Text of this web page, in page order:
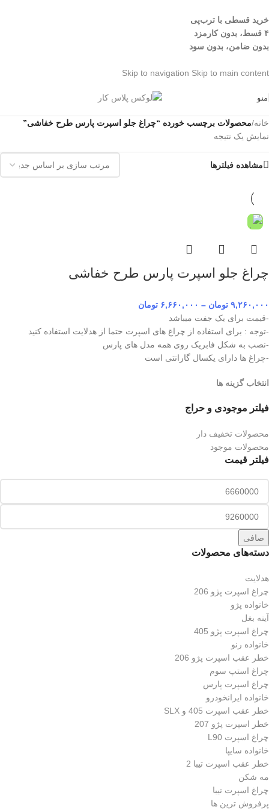
خرید قسطی با ترب‌پی
۴ قسط، بدون کارمزد
بدون ضامن، بدون سود
Skip to navigation Skip to main content
منو
فیلتر موجودی و حراج
محصولات تخفیف دار
محصولات موجود
فیلتر قیمت
صافی
دسته‌های محصولات
هدلایت
چراغ اسپرت پژو 206
خانواده پژو
آینه بغل
چراغ اسپرت پژو 405
خانواده رنو
خطر عقب اسپرت پژو 206
چراغ استپ سوم
چراغ اسپرت پارس
خانواده ایرانخودرو
خطر عقب اسپرت 405 و SLX
خطر اسپرت پژو 207
چراغ اسپرت L90
خانواده سایپا
خطر عقب اسپرت تیبا 2
مه شکن
چراغ اسپرت تیبا
پرفروش ترین ها
خانه/محصولات برچسب خورده “چراغ جلو اسپرت پارس طرح خفاشی”
نمایش یک نتیجه
مشاهده فیلترها
چراغ جلو اسپرت پارس طرح خفاشی
۹,۲۶۰,۰۰۰ تومان – ۶,۶۶۰,۰۰۰ تومان
-قیمت برای یک جفت میباشد
-توجه : برای استفاده از چراغ های اسپرت حتما از هدلایت استفاده کنید
-نصب به شکل فابریک روی همه مدل های پارس
-چراغ ها دارای یکسال گارانتی است
انتخاب گزینه ها